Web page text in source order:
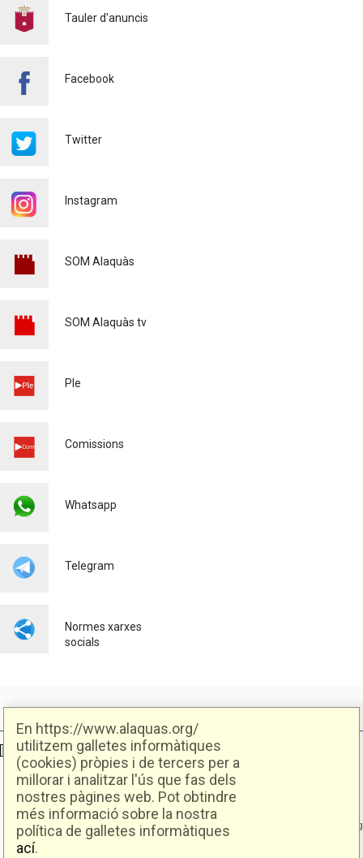
En https://www.alaquas.org/
utilitzem galletes informàtiques
(cookies) pròpies i de tercers per a
millorar i analitzar l'ús que fas dels
nostres pàgines web. Pot obtindre
més informació sobre la nostra
política de galletes informàtiques
ací.
PAELLES 2026
euros per a gaudir de la
22/07/2026
Igualtat 16/06/2026
POEMES - MARE DE DÉU DE
Tauler d'anuncis
Facebook
Twitter
Instagram
SOM Alaquàs
SOM Alaquàs tv
Ple
Comissions
Whatsapp
Telegram
Normes xarxes
socials
Ajuntament d'Alaquàs Creative Commons
Ajuntament d'Alaquàs.
C/. Major 88. CP: 46970 Alaquàs.dir3: L01460057
Tel.: 96 151 94 00 | FAX: 96 151 94 03 | info@alaquas.org